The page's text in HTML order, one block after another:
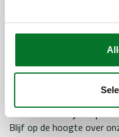
Algemene informatie
Abonneer je op
Blijf op de hoogte over